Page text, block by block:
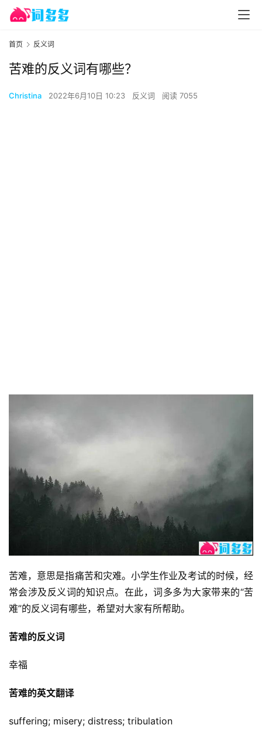
首页 反义词
苦难的反义词有哪些？
Christina 2022年6月10日 10:23 反义词 阅读 7055
苦难，意思是指痛苦和灾难。小学生作业及考试的时候，经
常会涉及反义词的知识点。在此，词多多为大家带来的“苦
难”的反义词有哪些，希望对大家有所帮助。
苦难的反义词
幸福
苦难的英文翻译
suffering; misery; distress; tribulation